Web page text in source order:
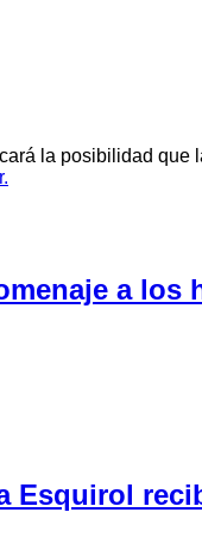
la posibilidad que
a los